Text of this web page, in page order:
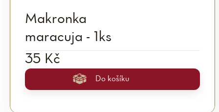
Makronka
maracuja - 1ks
35 Kč
Do košíku